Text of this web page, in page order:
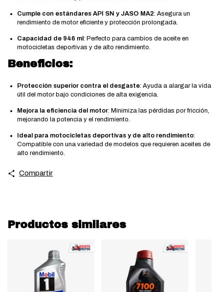
Cumple con estándares API SN y JASO MA2: Asegura un
rendimiento de motor eficiente y protección prolongada.
Capacidad de 946 ml : Perfecto para cambios de aceite en
motocicletas deportivas y de alto rendimiento.
Beneficios:
Protección superior contra el desgaste: Ayuda a alargar la vida
útil del motor bajo condiciones de alta exigencia.
Mejora la eficiencia del motor: Minimiza las pérdidas por fricción,
mejorando la potencia y el rendimiento.
Ideal para motocicletas deportivas y de alto rendimiento:
Compatible con una variedad de modelos que requieren aceites de
alto rendimiento.
Compartir
Productos similares